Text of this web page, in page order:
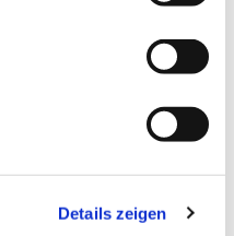
Details zeigen